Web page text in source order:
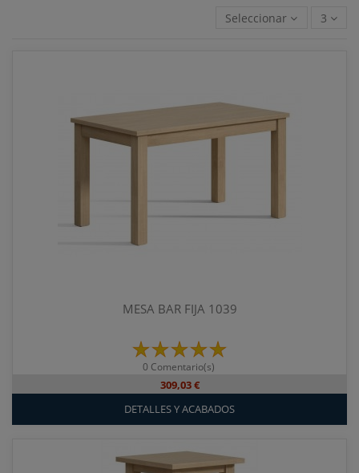
Seleccionar 3
MESA BAR FIJA 1039
0 Comentario(s)
309,03 €
DETALLES Y ACABADOS